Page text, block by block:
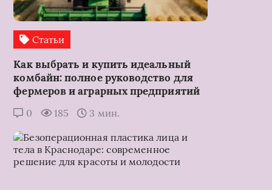
Статьи
Как выбрать и купить идеальный
комбайн: полное руководство для
фермеров и аграрных предприятий
0 185 3 мин.